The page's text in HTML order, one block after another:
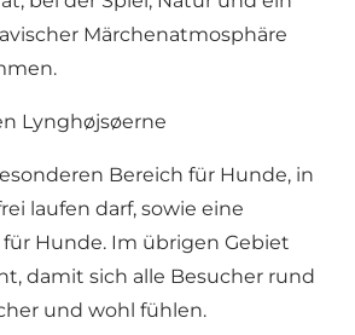
Märchenatmosphäre
Lynghøjsøerne
Bereich für Hunde, in
laufen darf, sowie eine
Hunde. Im übrigen Gebiet
damit sich alle Besucher rund
und wohl fühlen.